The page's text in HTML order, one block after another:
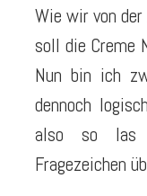
Wie wir von der
soll die Creme
Nun bin ich
dennoch
also so las
Fragezeichen